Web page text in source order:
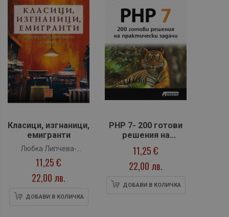
Класици, изгнаници,
емигранти
Любка Липчева-
Пранджева
11,25 €
22,00 лв.
ДОБАВИ В КОЛИЧКА
PHP 7- 200 готови
решения на
практически
задачи-
11,25 €
22,00 лв.
ДОБАВИ В КОЛИЧКА